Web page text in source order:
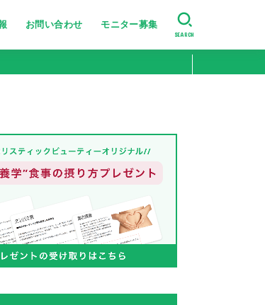
お問い合わせ モニター募集
美肌・肌のハリ艶
たるみ・シワ改善
ニキビ跡・小じわ改善
肌の引き締め
ニキビ・シミ・肝斑改善
SEARCH